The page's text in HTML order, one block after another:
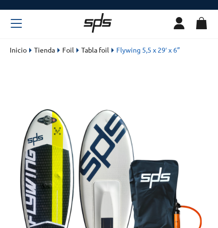
Inicio Tienda Foil Tabla foil Flywing 5,5 x 29′ x 6”